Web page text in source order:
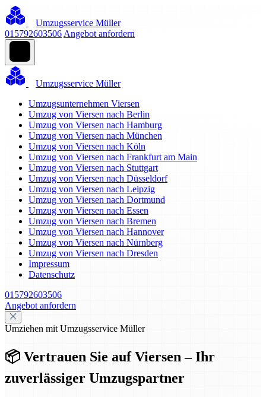
Umzugsservice Müller
015792603506 Angebot anfordern
Umzugsservice Müller
Umzugsunternehmen Viersen
Umzug von Viersen nach Berlin
Umzug von Viersen nach Hamburg
Umzug von Viersen nach München
Umzug von Viersen nach Köln
Umzug von Viersen nach Frankfurt am Main
Umzug von Viersen nach Stuttgart
Umzug von Viersen nach Düsseldorf
Umzug von Viersen nach Leipzig
Umzug von Viersen nach Dortmund
Umzug von Viersen nach Essen
Umzug von Viersen nach Bremen
Umzug von Viersen nach Hannover
Umzug von Viersen nach Nürnberg
Umzug von Viersen nach Dresden
Impressum
Datenschutz
015792603506
Angebot anfordern
Umziehen mit Umzugsservice Müller
📦 Vertrauen Sie auf Viersen – Ihr
zuverlässiger Umzugspartner